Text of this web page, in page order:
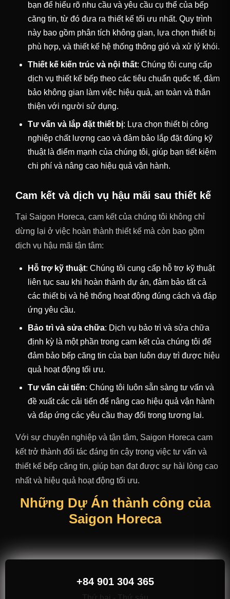
bạn để hiểu rõ nhu cầu và yêu cầu cụ thể của bếp
căng tin, từ đó đưa ra thiết kế tối ưu nhất. Quy trình
này bao gồm phân tích không gian, lựa chọn thiết bị
phù hợp, và thiết kế hệ thống thông gió và xử lý khói.
Thiết kế kiến trúc và nội thất: Chúng tôi cung cấp
dịch vụ thiết kế bếp theo các tiêu chuẩn quốc tế, đảm
bảo không gian làm việc hiệu quả, an toàn và thân
thiện với người sử dụng.
Tư vấn và lắp đặt thiết bị: Lựa chọn thiết bị công
nghiệp chất lượng cao và đảm bảo lắp đặt đúng kỹ
thuật là điểm mạnh của chúng tôi, giúp bạn tiết kiệm
chi phí và nâng cao hiệu quả vận hành.
Cam kết và dịch vụ hậu mãi sau thiết kế
Tại Saigon Horeca, cam kết của chúng tôi không chỉ
dừng lại ở việc hoàn thành thiết kế mà còn bao gồm
dịch vụ hậu mãi tận tâm:
Hỗ trợ kỹ thuật: Chúng tôi cung cấp hỗ trợ kỹ thuật
liên tục sau khi hoàn thành dự án, đảm bảo tất cả
các thiết bị và hệ thống hoạt động đúng cách và đáp
ứng yêu cầu.
Bảo trì và sửa chữa: Dịch vụ bảo trì và sửa chữa
định kỳ là một phần trong cam kết của chúng tôi để
đảm bảo bếp căng tin của bạn luôn duy trì được hiệu
quả hoạt động tối ưu.
Tư vấn cải tiến: Chúng tôi luôn sẵn sàng tư vấn và
đề xuất các cải tiến để nâng cao hiệu quả vận hành
và đáp ứng các yêu cầu thay đổi trong tương lai.
Với sự chuyên nghiệp và tận tâm, Saigon Horeca cam
kết trở thành đối tác đáng tin cậy trong việc tư vấn và
thiết kế bếp căng tin, giúp bạn đạt được sự hài lòng cao
nhất và hiệu quả hoạt động tối ưu.
Những Dự Án thành công của
Saigon Horeca
+84 901 304 365